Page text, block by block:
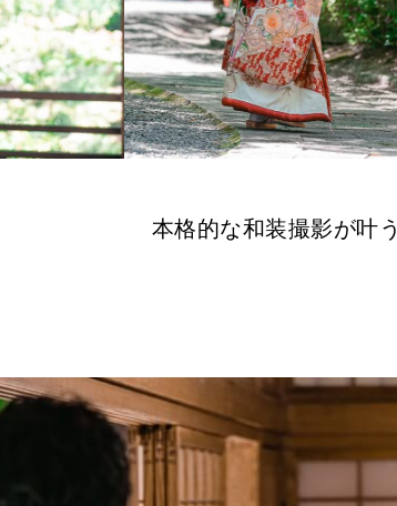
本格的な和装撮影が叶う